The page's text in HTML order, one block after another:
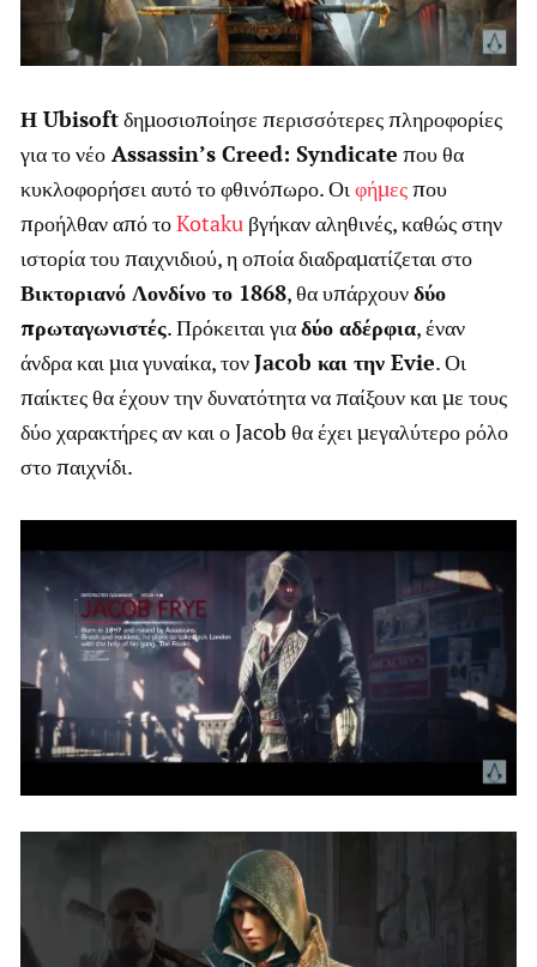
Η Ubisoftδημοσιοποίησε περισσότερες πληροφορίες
για το νέο Assassin’s Creed: Syndicate που θα
κυκλοφορήσει αυτό το φθινόπωρο. Οι φήμεςπου
προήλθαν από τοKotaku βγήκαν αληθινές, καθώς στην
ιστορία του παιχνιδιού, η οποία διαδραματίζεται στο
Βικτοριανό Λονδίνο το 1868, θα υπάρχουνδύο
πρωταγωνιστές. Πρόκειται γιαδύο αδέρφια, έναν
άνδρα και μια γυναίκα, τονJacob και την Evie. Οι
παίκτες θα έχουν την δυνατότητα να παίξουν και με τους
δύο χαρακτήρες αν και ο Jacob θα έχει μεγαλύτερο ρόλο
στο παιχνίδι.